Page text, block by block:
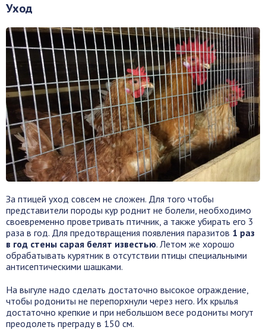
Уход
За птицей уход совсем не сложен. Для того чтобы
представители породы кур роднит не болели, необходимо
своевременно проветривать птичник, а также убирать его 3
раза в год. Для предотвращения появления паразитов 1 раз
в год стены сарая белят известью. Летом же хорошо
обрабатывать курятник в отсутствии птицы специальными
антисептическими шашками.
На выгуле надо сделать достаточно высокое ограждение,
чтобы родониты не перепорхнули через него. Их крылья
достаточно крепкие и при небольшом весе родониты могут
преодолеть преграду в 150 см.